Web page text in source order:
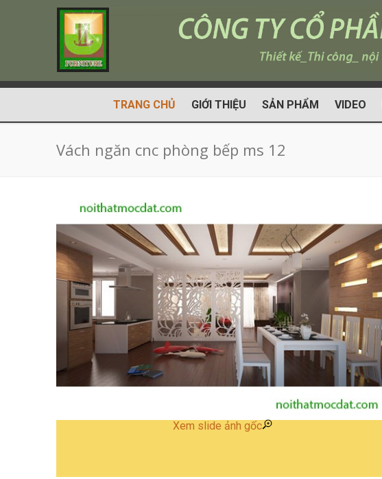
TRANG CHỦ GIỚI THIỆU SẢN PHẨM VIDEO
Vách ngăn cnc phòng bếp ms 12
Xem slide ảnh gốc